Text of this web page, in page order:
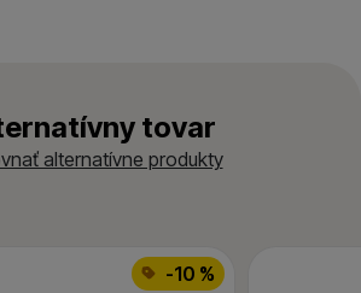
tovar
alternatívne produkty
-10 %